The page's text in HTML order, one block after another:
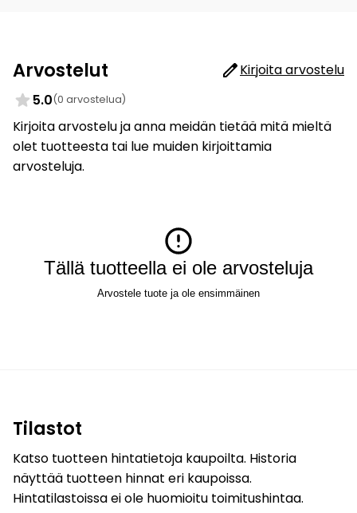
Arvostelut
Kirjoita arvostelu
5.0(0 arvostelua)
Kirjoita arvostelu ja anna meidän tietää mitä mieltä
olet tuotteesta tai lue muiden kirjoittamia
arvosteluja.
Tällä tuotteella ei ole arvosteluja
Arvostele tuote ja ole ensimmäinen
Tilastot
Katso tuotteen hintatietoja kaupoilta. Historia
näyttää tuotteen hinnat eri kaupoissa.
Hintatilastoissa ei ole huomioitu toimitushintaa.